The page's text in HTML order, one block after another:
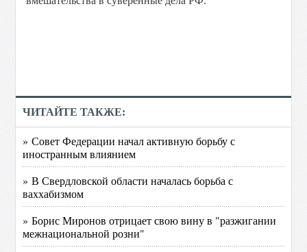
ЧИТАЙТЕ ТАКЖЕ:
» Совет Федерации начал активную борьбу с
иностранным влиянием
» В Свердловской области началась борьба с
ваххабизмом
» Борис Миронов отрицает свою вину в "разжигании
межнациональной розни"